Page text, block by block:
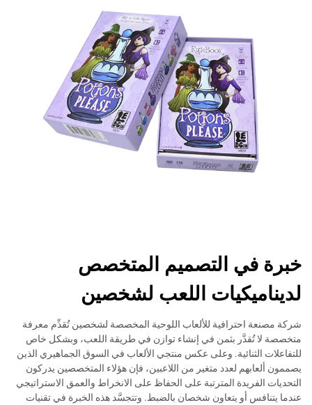
خبرة في التصميم المتخصص
لديناميكيات اللعب لشخصين
شركة مصنعة احترافية للألعاب اللوحية المخصصة لشخصين تُقدِّم معرفة
متخصصة لا تُقدَّر بثمن في إنشاء توازن في طريقة اللعب، وبشكل خاص
للتفاعلات الثنائية. وعلى عكس منتجي الألعاب في السوق الجماهيري الذين
يصممون ألعابهم لعدد متغير من اللاعبين، فإن هؤلاء المتخصصين يدركون
التحديات الفريدة المترتبة على الحفاظ على الانخراط والعمق الاستراتيجي
عندما يتنافس أو يتعاون شخصان بالضبط. وتتجسَّد هذه الخبرة في تقنيات